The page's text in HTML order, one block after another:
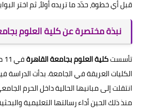
قبل أي خطوة، حدّد ما تريده أولاً، ثم اختر
نبذة مختصرة عن كلية العلوم
تأسستكلية العلوم بجامعة القاهرة
الكليات العريقة في الجامعة. بدأت الدراسة
منذ ذلك الحين أداء رسالتها التعليمية